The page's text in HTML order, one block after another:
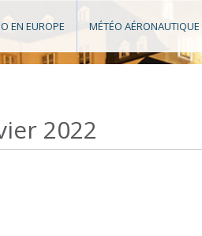
EN EUROPE MÉTÉO AÉRONAUTIQUE
2022